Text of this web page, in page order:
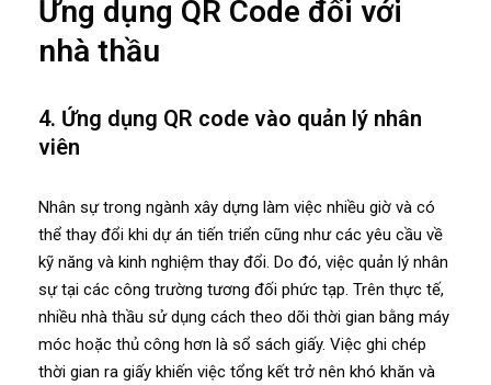
Ứng dụng QR Code đối với
nhà thầu
4. Ứng dụng QR code vào quản lý nhân
viên
Nhân sự trong ngành xây dựng làm việc nhiều giờ và có
thể thay đổi khi dự án tiến triển cũng như các yêu cầu về
kỹ năng và kinh nghiệm thay đổi. Do đó, việc quản lý nhân
sự tại các công trường tương đối phức tạp. Trên thực tế,
nhiều nhà thầu sử dụng cách theo dõi thời gian bằng máy
móc hoặc thủ công hơn là sổ sách giấy. Việc ghi chép
thời gian ra giấy khiến việc tổng kết trở nên khó khăn và